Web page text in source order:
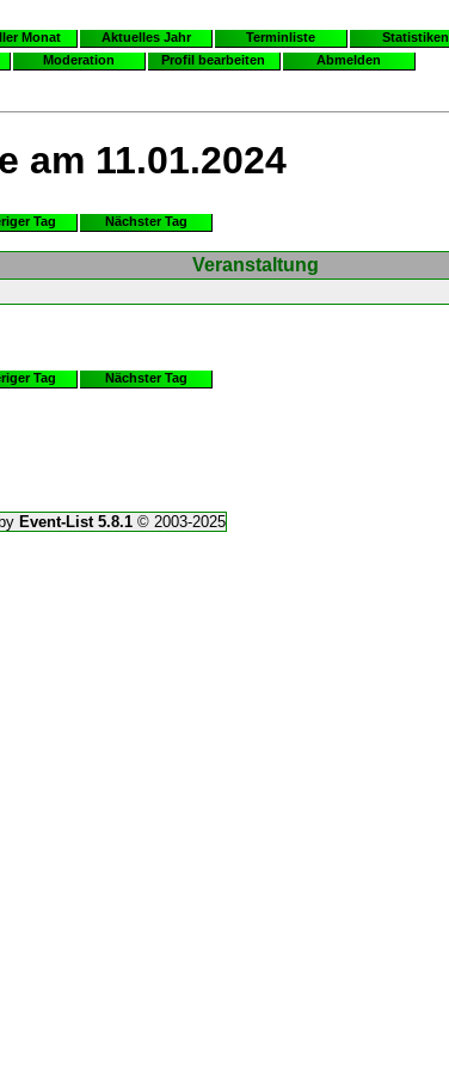
Monat Aktuelles Jahr Terminliste
Statistiken
Moderation Profil bearbeiten Abmelden
am 11.01.2024
Tag Nächster Tag
Veranstaltung
Tag Nächster Tag
Event-List 5.8.1© 2003-2025